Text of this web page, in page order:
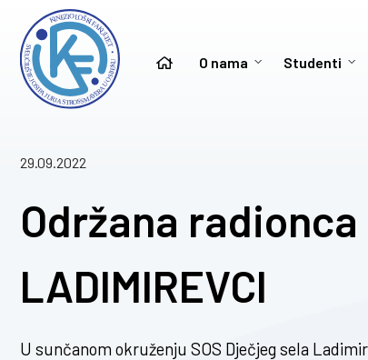
O nama Studenti
29.09.2022
Održana radionca
LADIMIREVCI
U sunčanom okruženju SOS Dječjeg sela